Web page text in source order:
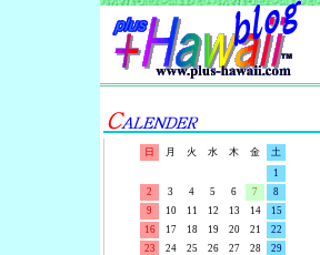
日 月 火 水 木 金
土
1
2
3 4 5 6 7
8
9
10 11 12 13 14
15
16
17 18 19 20 21
22
23
24 25 26 27 28
29